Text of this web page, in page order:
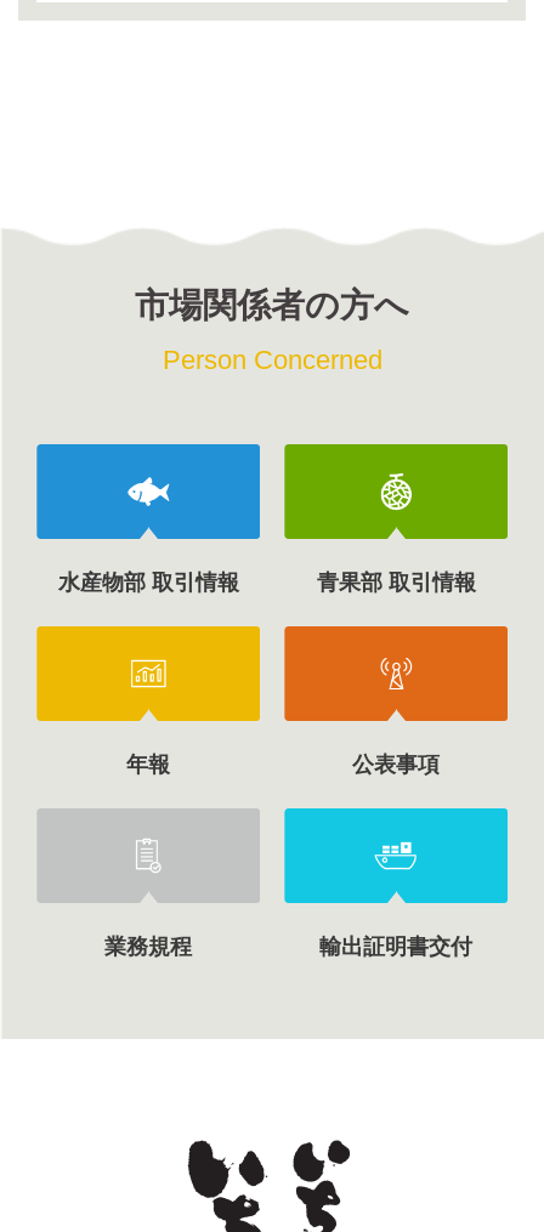
市場関係者の方へ
Person Concerned
水産物部 取引情報 青果部 取引情報
年報 公表事項
業務規程 輸出証明書交付